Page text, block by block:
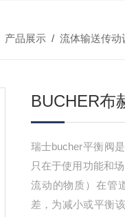
产品展示/ 流体输送传动
BUCHER布
瑞士bucher平衡阀
只在于使用功能和
流动的物质）在管
差，为减小或平衡